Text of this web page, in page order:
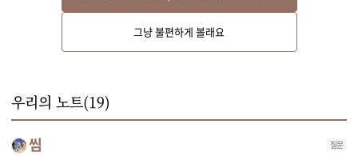
Tip! 커버처초콜릿은 별도의 템퍼링 작업이 필요하기 때문에 간편한 코팅 초
콜릿을 추천해요~
그냥 불편하게 볼래요
우리의 노트(19)
씸 질문